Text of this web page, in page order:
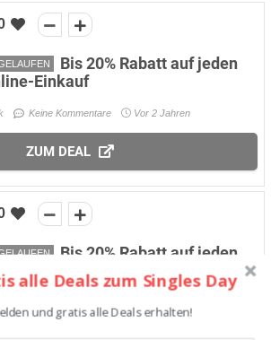
Bis 20% Rabatt auf jeden
Einkauf
Keine Kommentare Vor 2 Jahren
ZUM DEAL
Bis 20% Rabatt auf jeden
Einkauf
alle Deals zum Singles Day
und gratis alle Deals erhalten!